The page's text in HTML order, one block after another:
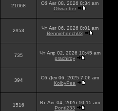
21068
Сб Авг 08, 2026 8:34 am
Oliviaotter
2953
Чт Авг 06, 2026 8:01 am
Benniehench03
735
Чт Апр 02, 2026 10:45 am
prachiroy
394
Сб Дек 06, 2025 7:06 am
KolbyPea
1516
Вт Авг 04, 2026 10:15 am
Ponti233